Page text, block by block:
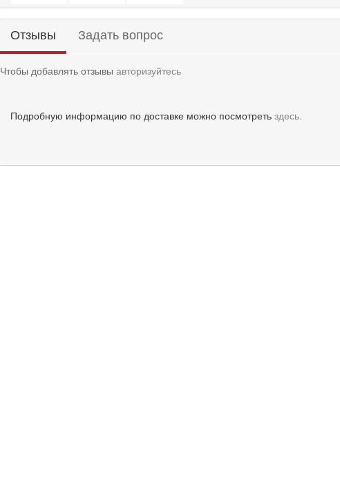
Отзывы Задать вопрос
Чтобы добавлять отзывы авторизуйтесь
Подробную информацию по доставке можно посмотреть здесь.